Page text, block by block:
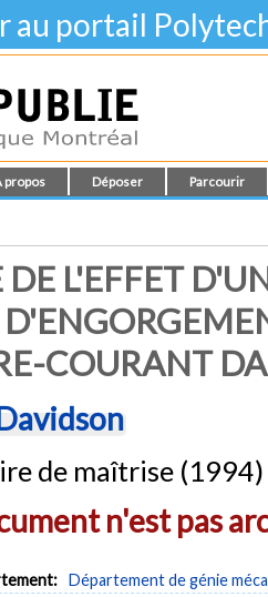
au portail
propos Déposer Parcourir
DE L'EFFET
COURANT
de maîtrise (1994)
n'est pas
Département de génie